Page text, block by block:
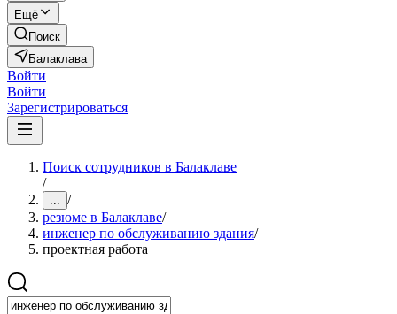
Ещё
Поиск
Балаклава
Войти
Войти
Зарегистрироваться
Поиск сотрудников в Балаклаве
/
... /
резюме в Балаклаве/
инженер по обслуживанию здания/
проектная работа